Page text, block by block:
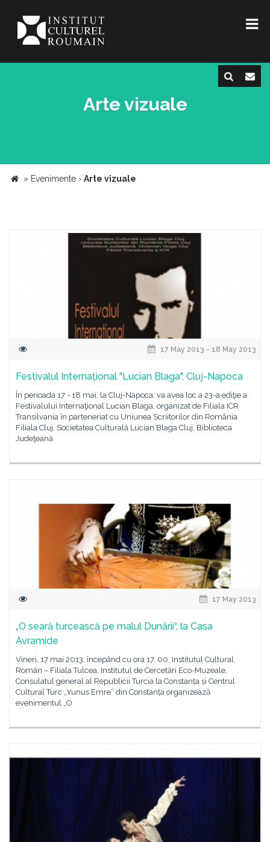
Arte vizuale
» Evenimente › Arte vizuale
17 May 2013 - 18 May 2013
Festivalul Internaţional "Lucian Blaga", Cluj-Napoca
În perioada 17 - 18 mai, la Cluj-Napoca, va avea loc a 23-a ediţie a
Festivalului Internaţional Lucian Blaga, organizat de Filiala ICR
Transilvania în parteneriat cu Uniunea Scriitorilor din România
Filiala Cluj, Societatea Culturală Lucian Blaga Cluj, Biblioteca
Judeţeană
17 May 2013
„O seară turcească pe malul Dunării“, la Casa
Avramide
Vineri, 17 mai 2013, începând cu ora 17. 00, Institutul Cultural
Român – Filiala Tulcea, Institutul de Cercetări Eco-Muzeale,
Consulatul general al Republicii Turcia la Constanța și Centrul
Cultural Turc „Yunus Emre“ din Constanța organizează
evenimentul „O